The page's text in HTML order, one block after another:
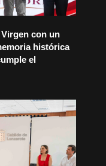
con un
histórica
el